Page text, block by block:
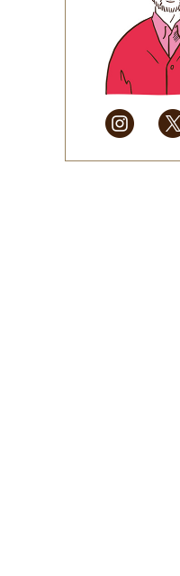
2025年6月(48)
2025年5月
(41)
2025年4月
(32)
2025年3月(31)
2025年2月
(28)
2025年1月
(34)